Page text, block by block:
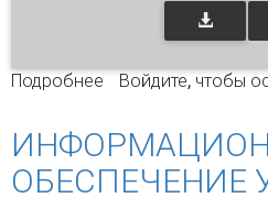
Подробнее о
ИНФОРМАЦИЯ В
2019)»: 17–19
Войдите, чтобы
ОБЕСПЕЧЕНИЕ